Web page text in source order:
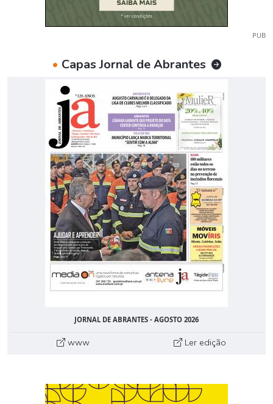
PUB
• Capas Jornal de Abrantes
JORNAL DE ABRANTES - AGOSTO 2026
www Ler edição